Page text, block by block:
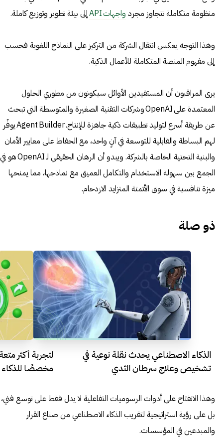
منظومة متكاملة تتجاوز مجرد واجهات API إلى بيئة تطوير وتوزيع كاملة.
وهذا التوجه يعكس انتقال الشركة من التركيز على النماذج اللغوية فحسب
إلى مفهوم المنصة المتكاملة للأعمال الذكية.
يرى المراقبون أن المستفيدين الأوائل سيكونون من مطوري الحلول
المعتمدة على OpenAI وشركات التقنية الصغيرة والمتوسطة التي تبحث
عن طريقة أسرع لتوليد تطبيقات ذكية جاهزة للإنتاج. Agent Builder يوفّر
لهم البساطة والقابلية للتوسعة في آنٍ واحد، مع الحفاظ على معايير الأمان
والبنية التحتية الخاصة بالشركة. ويبدو أن الرهان الحقيقي لـ OpenAI هو في
الجمع بين سهولة الاستخدام والتكامل العميق مع نماذجها، مما يمنحها
ميزة تنافسية في سوق الأتمتة المتزايد الازدحام.
ذو صلة
الذكاء الاصطناعي يحدث نقلة نوعية في
تشخيص وعلاج سرطان الثدي
لتجربة أكثر
مخصصًا
وهذا الانفتاح على أدوات الرسوميات التفاعلية لا يدل فقط على توسع فني،
بل على رؤية استراتيجية لتقريب الذكاء الاصطناعي من صناع القرار
والمبدعين في المؤسسات.